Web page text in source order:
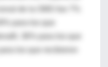
para los que